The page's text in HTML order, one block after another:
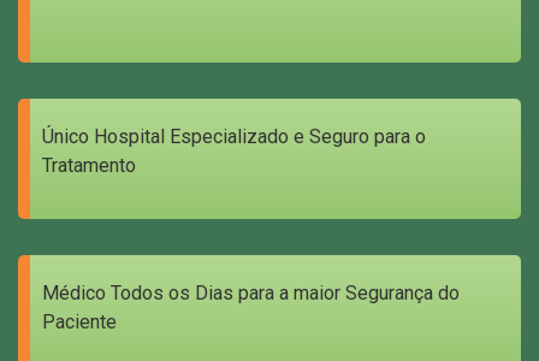
Único Hospital Especializado e Seguro para o
Tratamento
Médico Todos os Dias para a maior Segurança do
Paciente